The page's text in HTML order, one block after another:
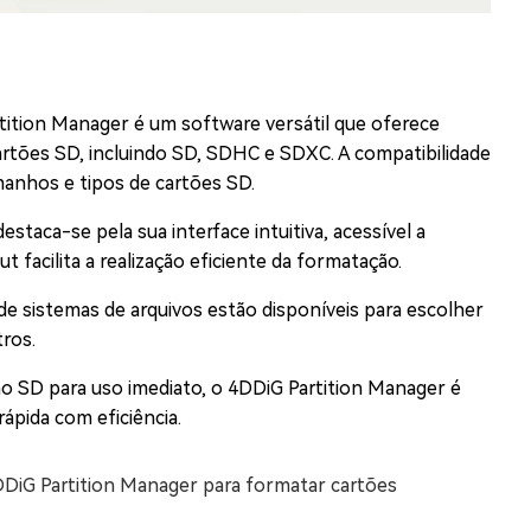
Manager é um software versátil que oferece
SD, incluindo SD, SDHC e SDXC. A compatibilidade
e tipos de cartões SD.
se pela sua interface intuitiva, acessível a
facilita a realização eficiente da formatação.
sistemas de arquivos estão disponíveis para escolher
SD para uso imediato, o 4DDiG Partition Manager é
com eficiência.
Partition Manager para formatar cartões